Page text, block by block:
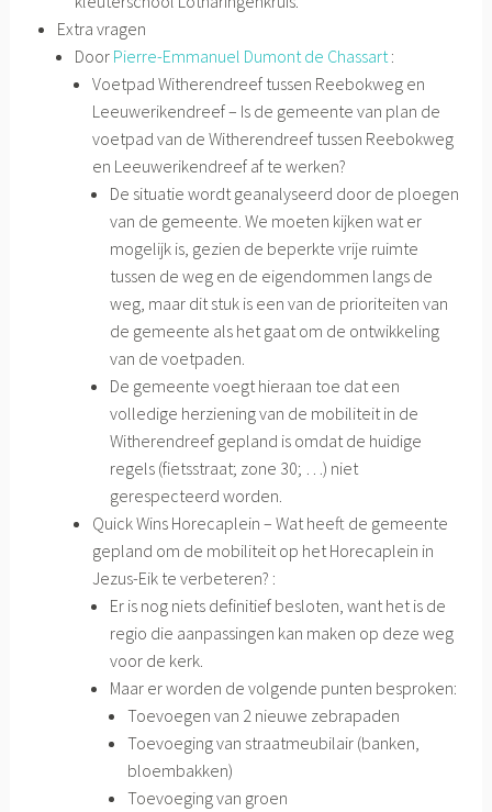
Extra vragen
Door Pierre-Emmanuel Dumont de Chassart:
Voetpad Witherendreef tussen Reebokweg en
Leeuwerikendreef – Is de gemeente van plan de
voetpad van de Witherendreef tussen Reebokweg
en Leeuwerikendreef af te werken?
De situatie wordt geanalyseerd door de ploegen
van de gemeente. We moeten kijken wat er
mogelijk is, gezien de beperkte vrije ruimte
tussen de weg en de eigendommen langs de
weg, maar dit stuk is een van de prioriteiten van
de gemeente als het gaat om de ontwikkeling
van de voetpaden.
De gemeente voegt hieraan toe dat een
volledige herziening van de mobiliteit in de
Witherendreef gepland is omdat de huidige
regels (fietsstraat; zone 30; …) niet
gerespecteerd worden.
Quick Wins Horecaplein – Wat heeft de gemeente
gepland om de mobiliteit op het Horecaplein in
Jezus-Eik te verbeteren? :
Er is nog niets definitief besloten, want het is de
regio die aanpassingen kan maken op deze weg
voor de kerk.
Maar er worden de volgende punten besproken:
Toevoegen van 2 nieuwe zebrapaden
Toevoeging van straatmeubilair (banken,
bloembakken)
Toevoeging van groen